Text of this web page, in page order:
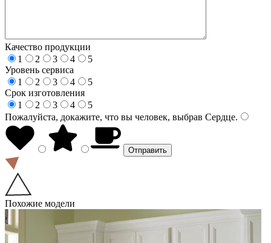
Качество продукции
1
2 3 4
5
Уровень сервиса
1
2 3 4
5
Срок изготовления
1
2 3 4
5
Пожалуйста, докажите, что вы человек, выбрав Сердце.
Похожие модели